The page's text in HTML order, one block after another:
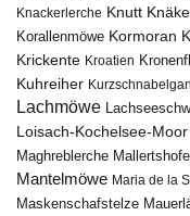
Knackerlerche Knutt
Korallenmöwe Kormoran
Krickente Kroatien
Kuhreiher
Lachmöwe
Loisach-Kochelsee-Moor
Maghreblerche
Mantelmöwe Maria de la
Maskenschafstelze